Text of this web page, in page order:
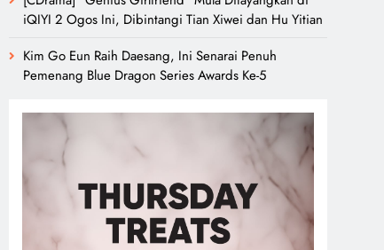
iQIYI 2 Ogos Ini, Dibintangi Tian Xiwei dan Hu Yitian
Kim Go Eun Raih Daesang, Ini Senarai Penuh
Pemenang Blue Dragon Series Awards Ke-5